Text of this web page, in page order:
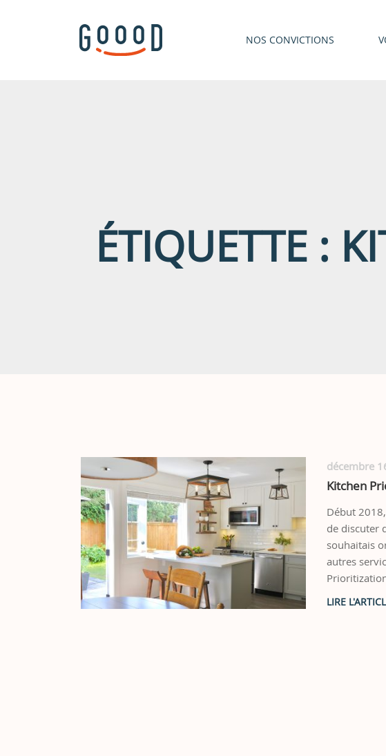
NOS CONVICTIONS
ÉTIQUETTE :
décembre
Kitchen
Début
de discuter
souhaitais
autres